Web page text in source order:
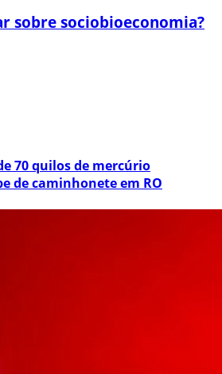
sobre sociobioeconomia?
70 quilos de mercúrio
de caminhonete em RO